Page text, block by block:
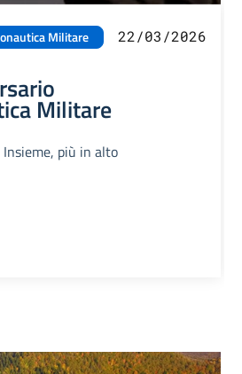
Militare 22/03/2026
Militare
più in alto